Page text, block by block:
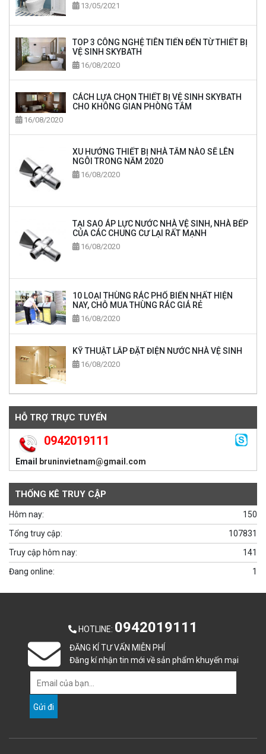
13/05/2021
TOP 3 CÔNG NGHỆ TIÊN TIẾN ĐẾN TỪ THIẾT BỊ
VỆ SINH SKYBATH
16/08/2020
CÁCH LỰA CHỌN THIẾT BỊ VỆ SINH SKYBATH
CHO KHÔNG GIAN PHÒNG TẮM
16/08/2020
XU HƯỚNG THIẾT BỊ NHÀ TẮM NÀO SẼ LÊN
NGÔI TRONG NĂM 2020
16/08/2020
TẠI SAO ÁP LỰC NƯỚC NHÀ VỆ SINH, NHÀ BẾP
CỦA CÁC CHUNG CƯ LẠI RẤT MẠNH
16/08/2020
10 LOẠI THÙNG RÁC PHỔ BIẾN NHẤT HIỆN
NAY, CHỖ MUA THÙNG RÁC GIÁ RẺ
16/08/2020
KỸ THUẬT LẮP ĐẶT ĐIỆN NƯỚC NHÀ VỆ SINH
16/08/2020
HỖ TRỢ TRỰC TUYẾN
0942019111
Email bruninvietnam@gmail.com
THỐNG KÊ TRUY CẬP
150
Hôm nay:
107831
Tổng truy cập:
141
Truy cập hôm nay:
1
Đang online:
HOTLINE: 0942019111
ĐĂNG KÍ TƯ VẤN MIỄN PHÍ
Đăng kí nhận tin mới về sản phẩm khuyến mại